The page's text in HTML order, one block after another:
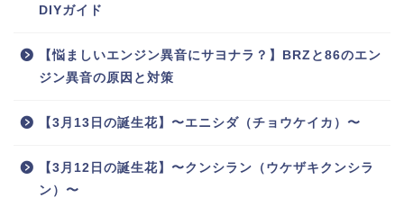
DIYガイド
【悩ましいエンジン異音にサヨナラ？】BRZと86のエン
ジン異音の原因と対策
【3月13日の誕生花】〜エニシダ（チョウケイカ）〜
【3月12日の誕生花】〜クンシラン（ウケザキクンシラ
ン）〜